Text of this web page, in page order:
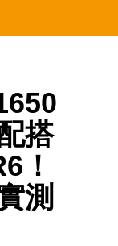
搭
！
測